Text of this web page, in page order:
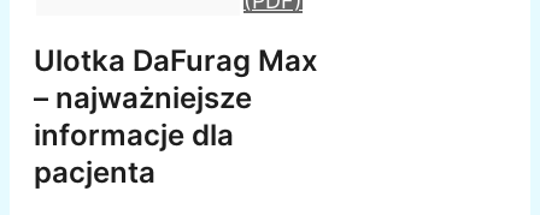
Ulotka DaFurag Max
– najważniejsze
informacje dla
pacjenta